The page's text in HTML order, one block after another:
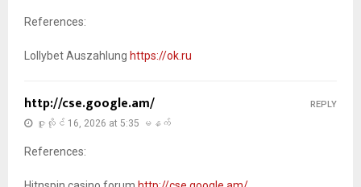
References:
Lollybet Auszahlung https://ok.ru
http://cse.google.am/
ဇူလိုင် 16, 2026 at 5:35 မနက်
References:
REPLY